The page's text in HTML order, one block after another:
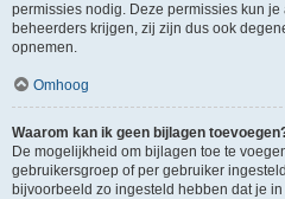
permissies nodig. Deze permissies kun
beheerders krijgen, zij zijn dus ook
opnemen.
Omhoog
Waarom kan ik geen bijlagen
De mogelijkheid om bijlagen toe te
gebruikersgroep of per gebruiker
bijvoorbeeld zo ingesteld hebben dat je